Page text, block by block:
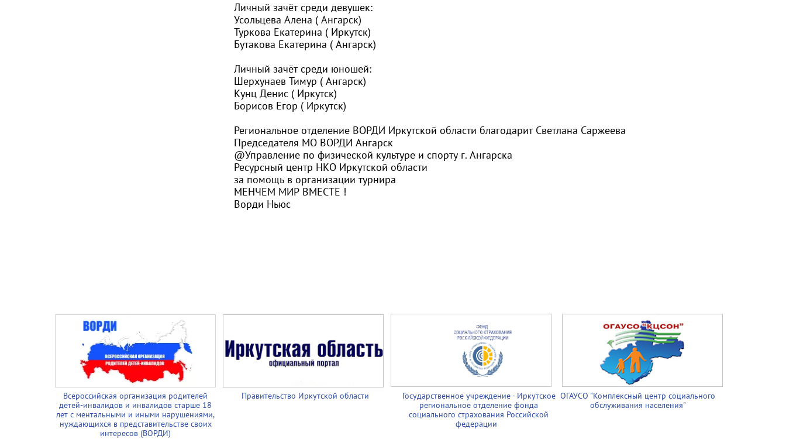
Личный зачёт среди девушек:
Усольцева Алена ( Ангарск)
Туркова Екатерина ( Иркутск)
Бутакова Екатерина ( Ангарск)
Личный зачёт среди юношей:
Шерхунаев Тимур ( Ангарск)
Кунц Денис ( Иркутск)
Борисов Егор ( Иркутск)
Региональное отделение ВОРДИ Иркутской области благодарит Светлана Саржеева
Председателя МО ВОРДИ Ангарск
@Управление по физической культуре и спорту г. Ангарска
Ресурсный центр НКО Иркутской области
за помощь в организации турнира
МЕНЧЕМ МИР ВМЕСТЕ !
Ворди Ньюс
Всероссийская организация родителей
детей-инвалидов и инвалидов старше 18
лет с ментальными и иными нарушениями,
нуждающихся в представительстве своих
интересов (ВОРДИ)
Правительство Иркутской области
Государственное учреждение - Иркутское
региональное отделение фонда
социального страхования Российской
федерации
ОГАУСО "Комплексный центр социального
обслуживания населения"